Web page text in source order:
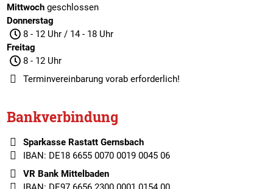
Mittwochgeschlossen
Donnerstag
8 - 12 Uhr / 14 - 18 Uhr
Freitag
8 - 12 Uhr
Terminvereinbarungvorab erforderlich!
Bankverbindung
Sparkasse Rastatt Gernsbach
IBAN: DE18 6655 0070 0019 0045 06
VR Bank Mittelbaden